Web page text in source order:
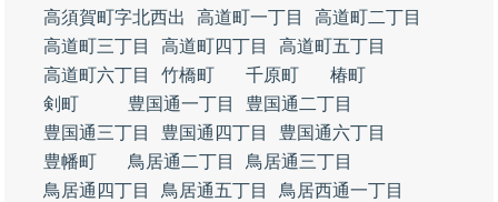
高須賀町字北西出
高道町一丁目
高道町二丁目
高道町三丁目
高道町四丁目
高道町五丁目
高道町六丁目
竹橋町 千原町
椿町
剣町
豊国通一丁目
豊国通二丁目
豊国通三丁目
豊国通四丁目
豊国通六丁目
豊幡町
鳥居通二丁目
鳥居通三丁目
鳥居通四丁目
鳥居通五丁目
鳥居西通一丁目